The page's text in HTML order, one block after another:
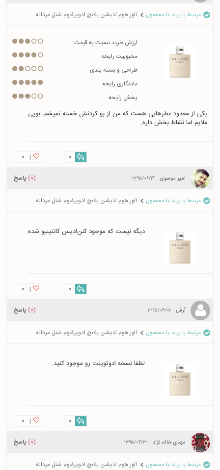
مرتبط با برند یا محصول آلور هوم ادیشن بلانچ ادوپرفیوم شنل مردانه
ارزش خرید نسبت به قیمت
محبوبیت رایحه
طراحی و بسته بندی
ماندگاری رایحه
پخش رایحه
ملایم اما نشاط بخش داره.
| ۰ 0
امیر موسوی ۱۳۹۵/۰۶/۱۴ (0) پاسخ
مرتبط با برند یا محصول آلور هوم ادیشن بلانچ ادوپرفیوم شنل مردانه
دیگه نیست که موجود کنن!دیس کانتینیو شده.
| ۰ 0
آرش ۱۳۹۵/۰۶/۰۷ (0) پاسخ
مرتبط با برند یا محصول آلور هوم ادیشن بلانچ ادوپرفیوم شنل مردانه
لطفا نسخه ادوتویلت رو موجود کنید.
| ۰ 0
مهدي خاك نژاد ۱۳۹۵/۰۴/۲۲ (0) پاسخ
مرتبط با برند یا محصول آلور هوم ادیشن بلانچ ادوپرفیوم شنل مردانه